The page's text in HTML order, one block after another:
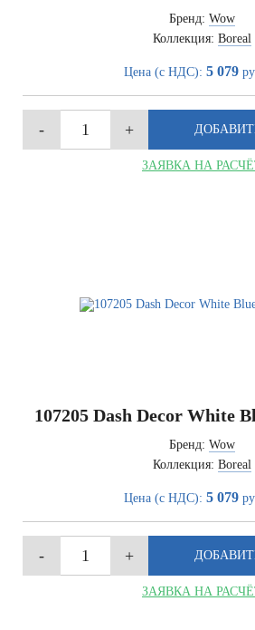
Бренд: Wow
Коллекция: Boreal
Цена (с НДС): 5 079
ЗАЯВКА НА
107205 Dash Decor White
Бренд: Wow
Коллекция: Boreal
Цена (с НДС): 5 079
ЗАЯВКА НА